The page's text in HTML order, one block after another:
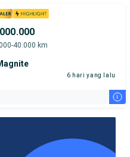
40.000 km
6 hari yang lalu
i